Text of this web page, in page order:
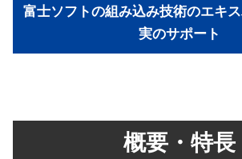
富士ソフトの組み込み技術のエキ
実のサポート
概要・特長